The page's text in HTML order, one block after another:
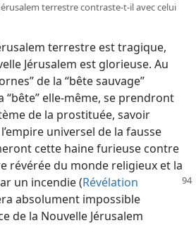
terrestre contraste-​t-​il avec celui
terrestre est tragique,
Jérusalem est glorieuse. Au
de la “bête sauvage”
“bête” elle-​même, se prendront
de la prostituée, savoir
universel de la fausse
cette haine furieuse contre
révérée du monde religieux et la
un incendie (Révélation
absolument impossible
de la Nouvelle Jérusalem